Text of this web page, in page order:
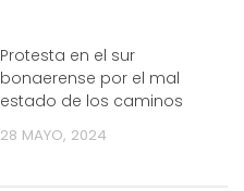
Protesta en el sur
bonaerense por el mal
estado de los caminos
28 MAYO, 2024